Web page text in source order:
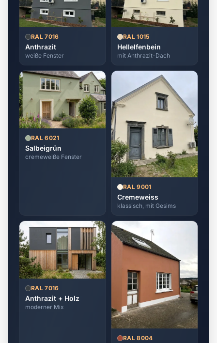
RAL 7016
Anthrazit
weiße Fenster
RAL 1015
Hellelfenbein
mit Anthrazit-Dach
RAL 6021
Salbeigrün
cremeweiße Fenster
RAL 9001
Cremeweiss
klassisch, mit Gesims
RAL 7016
Anthrazit + Holz
moderner Mix
RAL 8004